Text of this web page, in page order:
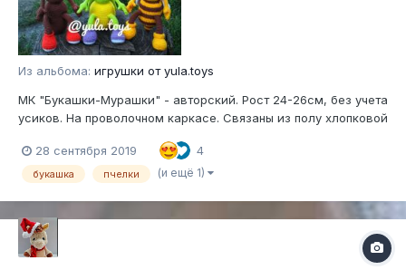
Из альбома: игрушки от yula.toys
МК "Букашки-Мурашки" - авторский. Рост 24-26см, без учета
усиков. На проволочном каркасе. Связаны из полу хлопковой
крепления глазок (на безопасном креплении и приклееные
полу бусинки)
28 сентября 2019 4
букашка пчелки (и ещё 1)